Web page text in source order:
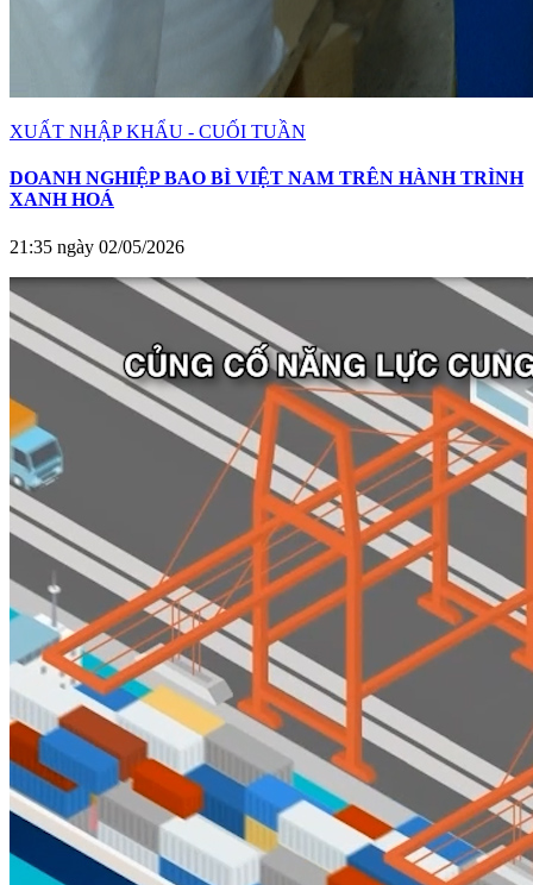
XUẤT NHẬP KHẨU - CUỐI TUẦN
DOANH NGHIỆP BAO BÌ VIỆT NAM TRÊN HÀNH TRÌNH
XANH HOÁ
21:35 ngày 02/05/2026